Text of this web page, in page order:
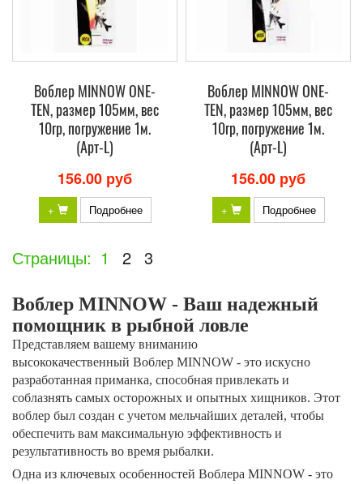
Воблер MINNOW ONE-
TEN, размер 105мм, вес
10гр, погружение 1м.
(Арт-L)
156.00 руб
+ Подробнее
Воблер MINNOW ONE-
TEN, размер 105мм, вес
10гр, погружение 1м.
(Арт-L)
156.00 руб
+ Подробнее
Страницы: 1 2 3
Воблер MINNOW - Ваш надежный
помощник в рыбной ловле
Представляем вашему вниманию
высококачественный Воблер MINNOW - это искусно
разработанная приманка, способная привлекать и
соблазнять самых осторожных и опытных хищников. Этот
воблер был создан с учетом мельчайших деталей, чтобы
обеспечить вам максимальную эффективность и
результативность во время рыбалки.
Одна из ключевых особенностей Воблера MINNOW - это